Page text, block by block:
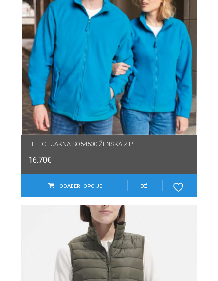
FLEECE JAKNA SO54500 ŽENSKA ZIP
16.70€
ODABERI OPCIJE